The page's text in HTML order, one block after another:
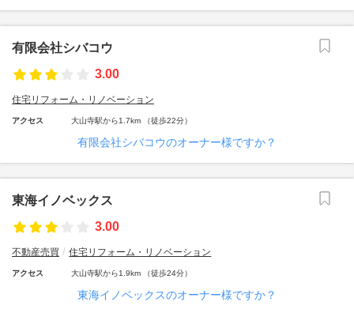
有限会社シバコウ
3.00
住宅リフォーム・リノベーション
アクセス 大山寺駅から1.7km （徒歩22分）
有限会社シバコウのオーナー様ですか？
東海イノベックス
3.00
不動産売買 住宅リフォーム・リノベーション
アクセス 大山寺駅から1.9km （徒歩24分）
東海イノベックスのオーナー様ですか？